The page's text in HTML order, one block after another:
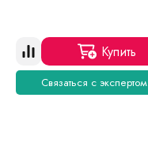
Купить
Связаться с экспертом